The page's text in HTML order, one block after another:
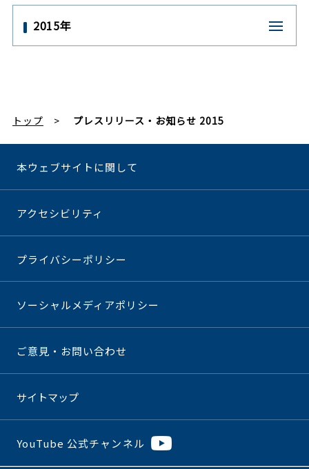
2015年
トップ プレスリリース・お知らせ 2015
本ウェブサイトに関して
アクセシビリティ
プライバシーポリシー
ソーシャルメディアポリシー
ご意見・お問い合わせ
サイトマップ
YouTube 公式チャンネル